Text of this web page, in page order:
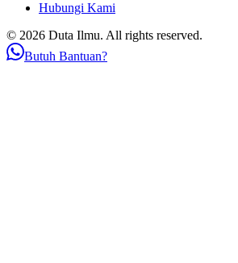
Hubungi Kami
© 2026 Duta Ilmu. All rights reserved.
Butuh Bantuan?